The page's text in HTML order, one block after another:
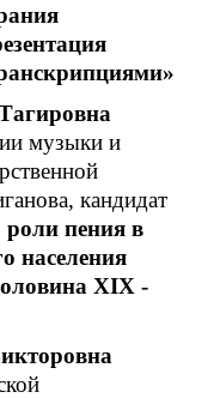
музыки и
кандидат
пения в
населения
XIX ‑